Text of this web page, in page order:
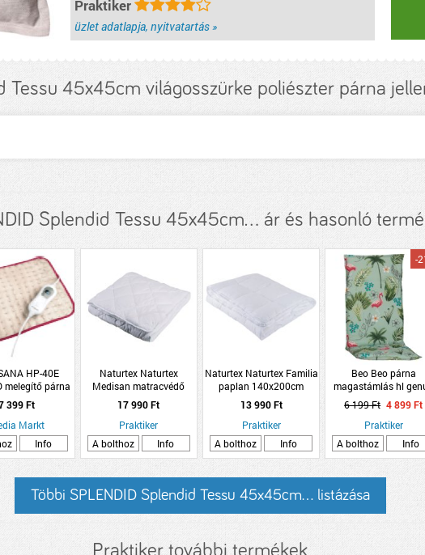
Praktiker
üzlet adatlapja, nyitvatartás »
Tessu 45x45cm világosszürke poliészter párna
Splendid Tessu 45x45cm... ár és hasonló
HP-40E
melegítő párna
399 Ft
Markt
Info
Naturtex Naturtex
Medisan matracvédő
140x200cm pamut-
poliészter
17 990 Ft
Praktiker
A bolthoz
Info
Naturtex Naturtex Familia
paplan 140x200cm
poliészter-pamut
13 990 Ft
Praktiker
A bolthoz
Info
Beo Beo párna
magastámlás hl
M408 5x48x120cm
flamingó mintás
-
6 199 Ft 4 899 Ft
Praktiker
A bolthoz
Info
Többi SPLENDID Splendid Tessu 45x45cm... listázása
Praktiker további termékek